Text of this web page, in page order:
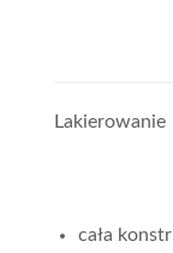
Lakierowanie
cała